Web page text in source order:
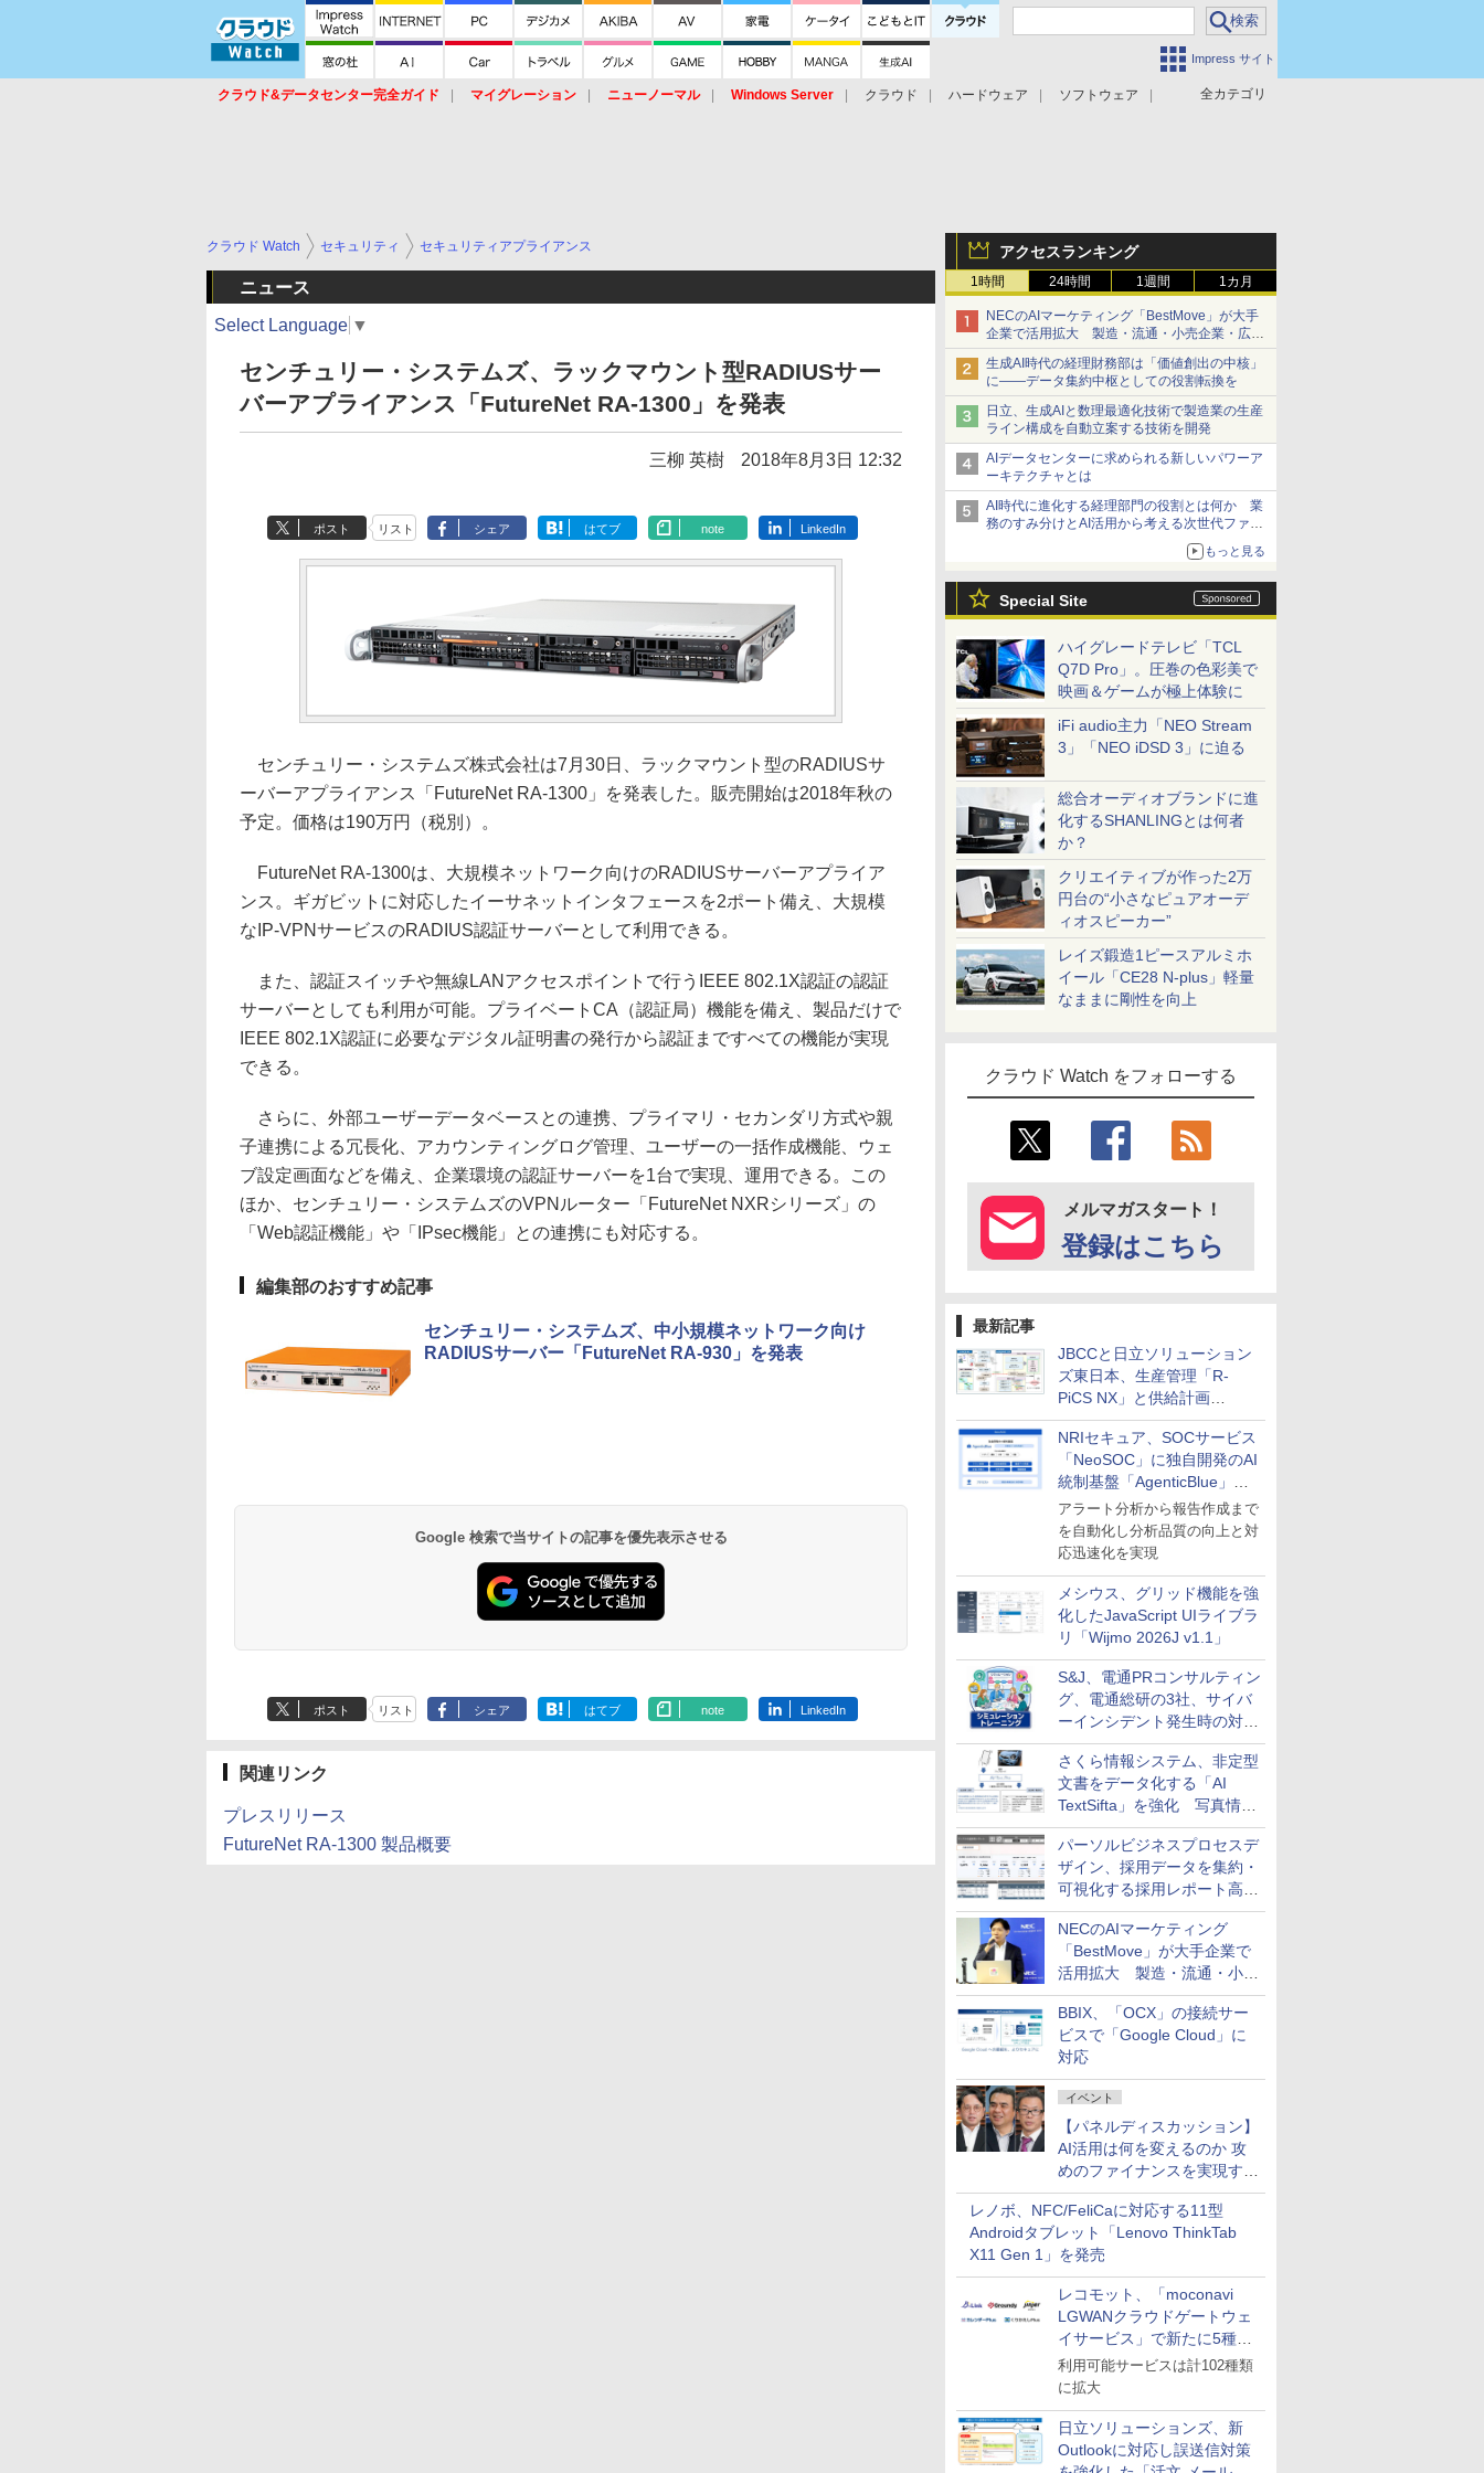
Impress サイト
全カテゴリ
クラウド&データセンター完全ガイド マイグレーション ニューノーマル Windows Server クラウド ハードウェア
ソフトウェア
アクセスランキング
1時間 24時間 1週間 1カ月
NECのAIマーケティング「BestMove」が大手
企業で活用拡大 製造・流通・小売企業・広告
代理店などが実装フェーズへ
生成AI時代の経理財務部は「価値創出の中核」
に――データ集約中枢としての役割転換を
日立、生成AIと数理最適化技術で製造業の生産
ライン構成を自動立案する技術を開発
AIデータセンターに求められる新しいパワーア
ーキテクチャとは
AI時代に進化する経理部門の役割とは何か 業
務のすみ分けとAI活用から考える次世代ファイ
もっと見る
Special Site
ハイグレードテレビ「TCL
Q7D Pro」。圧巻の色彩美で
映画＆ゲームが極上体験に
iFi audio主力「NEO Stream
3」「NEO iDSD 3」に迫る
総合オーディオブランドに進
化するSHANLINGとは何者
か？
クリエイティブが作った2万
円台の“小さなピュアオーデ
ィオスピーカー”
レイズ鍛造1ピースアルミホ
イール「CE28 N-plus」軽量
なままに剛性を向上
クラウド Watch をフォローする
メルマガスタート！
登録はこちら
最新記事
JBCCと日立ソリューション
ズ東日本、生産管理「R-
PiCS NX」と供給計画
「scSQUARE ISP」の連携サ
ービスを提供開始
NRIセキュア、SOCサービス
「NeoSOC」に独自開発のAI
統制基盤「AgenticBlue」を
導入
アラート分析から報告作成まで
を自動化し分析品質の向上と対
応迅速化を実現
メシウス、グリッド機能を強
化したJavaScript UIライブラ
リ「Wijmo 2026J v1.1」
S&J、電通PRコンサルティン
グ、電通総研の3社、サイバ
ーインシデント発生時の対応
と危機管理広報を一体的に訓
練するプログラムを提供
さくら情報システム、非定型
文書をデータ化する「AI
TextSifta」を強化 写真情報
のデータ化などに対応
パーソルビジネスプロセスデ
ザイン、採用データを集約・
可視化する採用レポート高速
化サービスを提供
NECのAIマーケティング
「BestMove」が大手企業で
活用拡大 製造・流通・小売
企業・広告代理店などが実装
フェーズへ
BBIX、「OCX」の接続サー
ビスで「Google Cloud」に
対応
イベント
【パネルディスカッション】
AI活用は何を変えるのか 攻
めのファイナンスを実現する
業務設計とマインドセット変
革
レノボ、NFC/FeliCaに対応する11型
Androidタブレット「Lenovo ThinkTab
X11 Gen 1」を発売
レコモット、「moconavi
LGWANクラウドゲートウェ
イサービス」で新たに5種類
のサービスと連携開始
利用可能サービスは計102種類
に拡大
日立ソリューションズ、新
Outlookに対応し誤送信対策
クラウド Watch セキュリティ セキュリティアプライアンス
ニュース
Select Language ▼
センチュリー・システムズ、ラックマウント型RADIUSサー
バーアプライアンス「FutureNet RA-1300」を発表
三柳 英樹 2018年8月3日 12:32
ポスト リスト シェア はてブ note LinkedIn
センチュリー・システムズ株式会社は7月30日、ラックマウント型のRADIUSサ
ーバーアプライアンス「FutureNet RA-1300」を発表した。販売開始は2018年秋の
予定。価格は190万円（税別）。
FutureNet RA-1300は、大規模ネットワーク向けのRADIUSサーバーアプライア
ンス。ギガビットに対応したイーサネットインタフェースを2ポート備え、大規模
なIP-VPNサービスのRADIUS認証サーバーとして利用できる。
また、認証スイッチや無線LANアクセスポイントで行うIEEE 802.1X認証の認証
サーバーとしても利用が可能。プライベートCA（認証局）機能を備え、製品だけで
IEEE 802.1X認証に必要なデジタル証明書の発行から認証まですべての機能が実現
できる。
さらに、外部ユーザーデータベースとの連携、プライマリ・セカンダリ方式や親
子連携による冗長化、アカウンティングログ管理、ユーザーの一括作成機能、ウェ
ブ設定画面などを備え、企業環境の認証サーバーを1台で実現、運用できる。この
ほか、センチュリー・システムズのVPNルーター「FutureNet NXRシリーズ」の
「Web認証機能」や「IPsec機能」との連携にも対応する。
編集部のおすすめ記事
センチュリー・システムズ、中小規模ネットワーク向け
RADIUSサーバー「FutureNet RA-930」を発表
Google 検索で当サイトの記事を優先表示させる
ポスト リスト シェア はてブ note LinkedIn
関連リンク
プレスリリース
FutureNet RA-1300 製品概要